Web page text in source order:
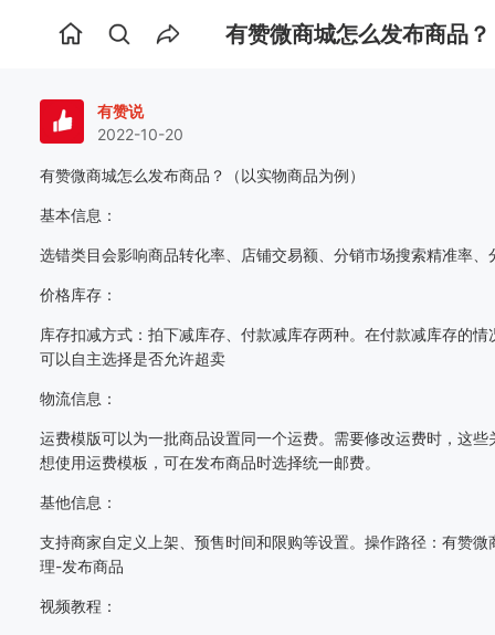
首
有赞微商城怎么发布商品
有赞说
2022-10-20
有赞微商城怎么发布商品？（以实物商品为例）
基本信息：
选错类目会影响商品转化率、店铺交易额、分销市场搜索精准率、
价格库存：
库存扣减方式：拍下减库存、付款减库存两种。在付款减库存的
可以自主选择是否允许超卖
物流信息：
运费模版可以为一批商品设置同一个运费。需要修改运费时，这
想使用运费模板，可在发布商品时选择统一邮费。
基他信息：
支持商家自定义上架、预售时间和限购等设置。操作路径：有赞微
理-发布商品
视频教程：